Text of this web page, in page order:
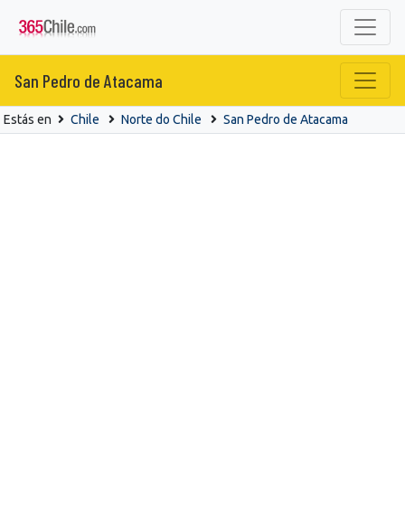
San Pedro de Atacama
Estás en Chile Norte do Chile San Pedro de Atacama